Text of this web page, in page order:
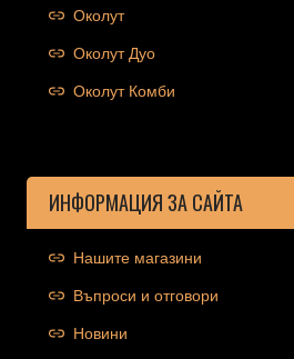
Околут
Околут Дуо
Околут Комби
ИНФОРМАЦИЯ ЗА САЙТА
Нашите магазини
Въпроси и отговори
Новини